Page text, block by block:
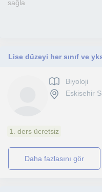
sağla
Lise düzeyi her sınıf ve
Biyoloji
Eskisehir
1. ders ücretsiz
daha fazlasını gör